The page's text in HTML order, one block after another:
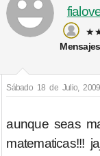
Sábado 18 de Julio,
aunque seas
matematicas!!!